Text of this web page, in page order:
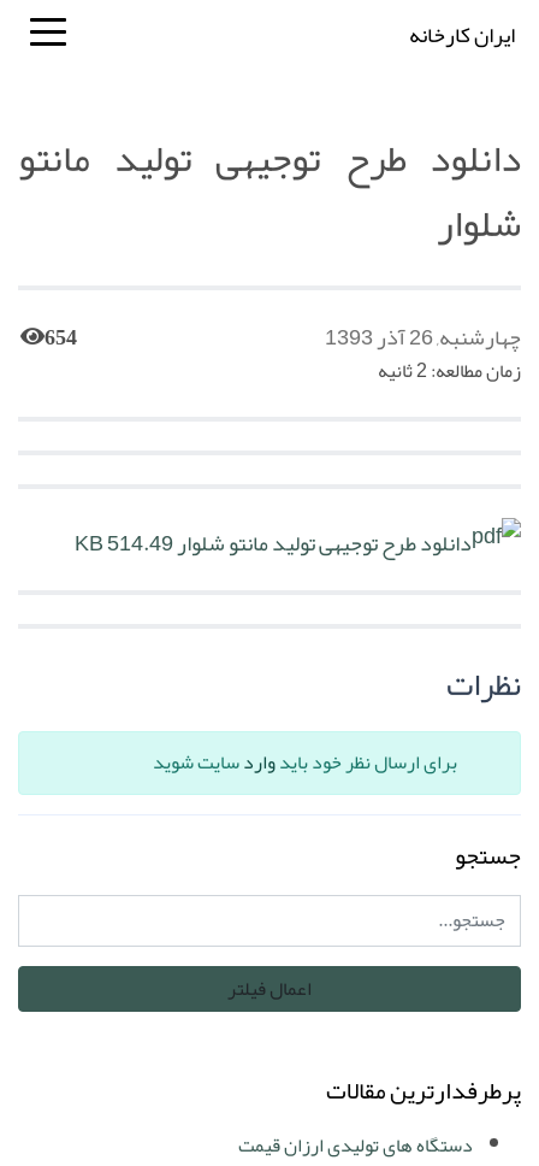
ایران کارخانه
دانلود طرح توجیهی تولید مانتو
شلوار
چهارشنبه, 26 آذر 1393 654
زمان مطالعه: 2 ثانیه
دانلود طرح توجیهی تولید مانتو شلوار514.49 KB
نظرات
برای ارسال نظر خود بایدواردسایت شوید
جستجو
پرطرفدارترین مقالات
دستگاه های تولیدی ارزان قیمت